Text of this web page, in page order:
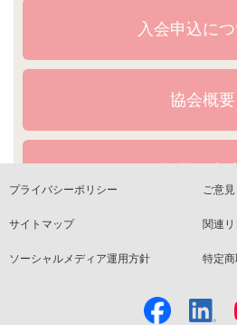
入会申込に
協会概要
プライバシーポリシー ご意
サイトマップ 関連リ
ソーシャルメディア運用方針 特定